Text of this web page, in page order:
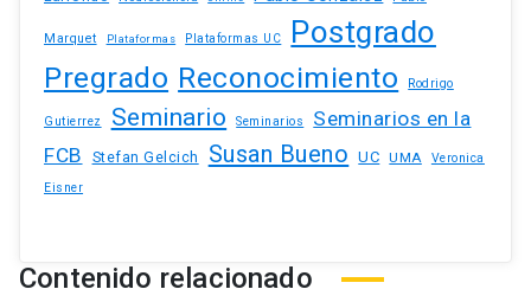
Marquet Plataformas Plataformas UC Postgrado
Pregrado Reconocimiento Rodrigo
Gutierrez Seminario Seminarios
Seminarios en la
FCB
Stefan Gelcich Susan Bueno UC UMA
Veronica
Eisner
Contenido relacionado